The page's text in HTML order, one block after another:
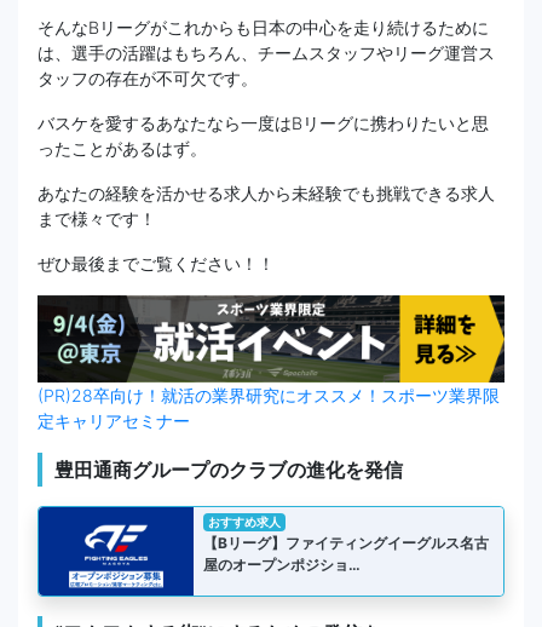
そんなBリーグがこれからも日本の中心を走り続けるために
は、選手の活躍はもちろん、チームスタッフやリーグ運営ス
タッフの存在が不可欠です。
バスケを愛するあなたなら一度はBリーグに携わりたいと思
ったことがあるはず。
あなたの経験を活かせる求人から未経験でも挑戦できる求人
まで様々です！
ぜひ最後までご覧ください！！
(PR)28卒向け！就活の業界研究にオススメ！スポーツ業界限
定キャリアセミナー
豊田通商グループのクラブの進化を発信
おすすめ求人
【Bリーグ】ファイティングイーグルス名古
屋のオープンポジショ…